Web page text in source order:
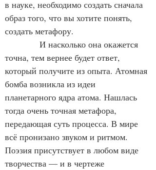
в науке, необходимо создать сначала
образ того, что вы хотите понять,
создать метафору.
И насколько она окажется
точна, тем вернее будет ответ,
который получите из опыта. Атомная
бомба возникла из идеи
планетарного ядра атома. Нашлась
тогда очень точная метафора,
передающая суть процесса. В мире
всё пронизано звуком и ритмом.
Поэзия присутствует в любом виде
творчества — и в чертеже